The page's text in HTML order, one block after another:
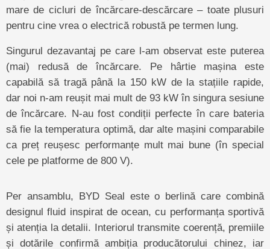
mare de cicluri de încărcare-descărcare – toate plusuri
pentru cine vrea o electrică robustă pe termen lung.
Singurul dezavantaj pe care l-am observat este puterea
(mai) redusă de încărcare. Pe hârtie mașina este
capabilă să tragă până la 150 kW de la stațiile rapide,
dar noi n-am reușit mai mult de 93 kW în singura sesiune
de încărcare. N-au fost condiții perfecte în care bateria
să fie la temperatura optimă, dar alte mașini comparabile
ca preț reușesc performanțe mult mai bune (în special
cele pe platforme de 800 V).
Per ansamblu, BYD Seal este o berlină care combină
designul fluid inspirat de ocean, cu performanța sportivă
și atenția la detalii. Interiorul transmite coerență, premiile
și dotările confirmă ambiția producătorului chinez, iar